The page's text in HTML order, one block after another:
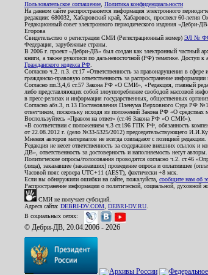
Пользовательское соглашение Политика конфиденциальности
На данном сайте распространяется информация электронного
редакции: 680032, Хабаровский край, Хабаровск, проспект 60-летия
Редакционный совет электронного периодического издания
Егорова
Свидетельство о регистрации СМИ (Регистрационный номер) ЭЛ №
Федерация, зарубежные страны.
В 2006 г. проект «Дебри-ДВ» был создан как электронный частный
книги, а также рукописи по дальневосточной (РФ) тематике. Доступ
Гражданского кодекса РФ
Согласно ч.2. п.3. ст.17 «Ответственность за правонарушения в
гражданско-правовую ответственность за распространение
Согласно пп.3,4,6 ст.57 Закона РФ «О СМИ», «Редакция, главный
либо представляющих собой злоупотребление свободой массовой
в пресс-релизах и информация государственных, общественных
Согласно абз.3, п.13 Постановления Пленума Верховного Суда РФ
ответчиком, поскольку исходя из положений Закона РФ «О средствах
Воспользуйтесь «Правом на ответ» (ст.46 Закона РФ «О СМИ»).
«В соответствии с положением ч.3 ст.196 ГПК РФ, обязанность
от 22.08.2012 г. (дело №33-5325/2012) председательствующего
Мнения авторов материалов не всегда совпадают с позицией редакции.
Редакция не несет ответственность за содержание внешних ссылок
ДВ», ответственность за достоверность и наполняемость несут авторы.
Политические опросы/голосования проводятся согласно ч.2. ст.46
(лица), заказавшее (заказавших) проведение опроса и оплатившее
Часовой пояс сервера UTC+11 (AEST), фактически +8 мск.
Если вы обнаружили ошибки на сайте, пожалуйста, сообщите нам об
Распространение информации о политической, социальной,
СМИ не получает субсидий.
Адреса сайта: DEBRI-DV.COM DEBRI-DV.RU
В социальных сетях:
© Дебри-ДВ, 20.04.2006 - 2026